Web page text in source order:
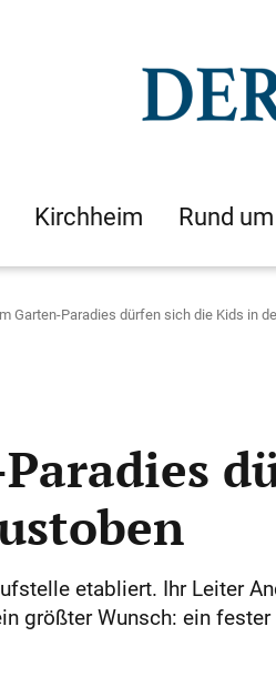
Kirchheim Rund
Garten-Paradies dürfen sich die Kids in
etabliert. Ihr Leiter
größter Wunsch: ein